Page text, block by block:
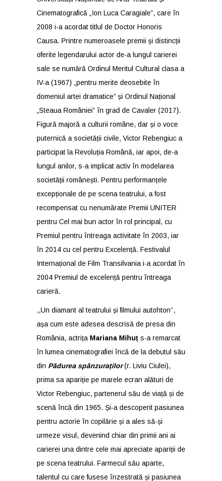
Cinematografică „Ion Luca Caragiale”, care în
2008 i-a acordat titlul de Doctor Honoris
Causa. Printre numeroasele premii și distincții
oferite legendarului actor de-a lungul carierei
sale se numără Ordinul Meritul Cultural clasa a
IV-a (1967) „pentru merite deosebite în
domeniul artei dramatice” și Ordinul Național
„Steaua României” în grad de Cavaler (2017).
Figură majoră a culturii române, dar și o voce
puternică a societății civile, Victor Rebengiuc a
participat la Revoluția Română, iar apoi, de-a
lungul anilor, s-a implicat activ în modelarea
societății românești. Pentru performanțele
excepționale de pe scena teatrului, a fost
recompensat cu nenumărate Premii UNITER
pentru Cel mai bun actor în rol principal, cu
Premiul pentru întreaga activitate în 2003, iar
în 2014 cu cel pentru Excelență. Festivalul
Internațional de Film Transilvania i-a acordat în
2004 Premiul de excelență pentru întreaga
carieră.
,,Un diamant al teatrului și filmului autohton’’,
așa cum este adesea descrisă de presa din
România, actrița Mariana Mihuț s-a remarcat
în lumea cinematografiei încă de la debutul său
din Pădurea spânzuraților(r. Liviu Ciulei),
prima sa apariție pe marele ecran alături de
Victor Rebengiuc, partenerul său de viață și de
scenă încă din 1965. Și-a descoperit pasiunea
pentru actorie în copilărie și a ales să-și
urmeze visul, devenind chiar din primii ani ai
carierei una dintre cele mai apreciate apariții de
pe scena teatrului. Farmecul său aparte,
talentul cu care fusese înzestrată și pasiunea